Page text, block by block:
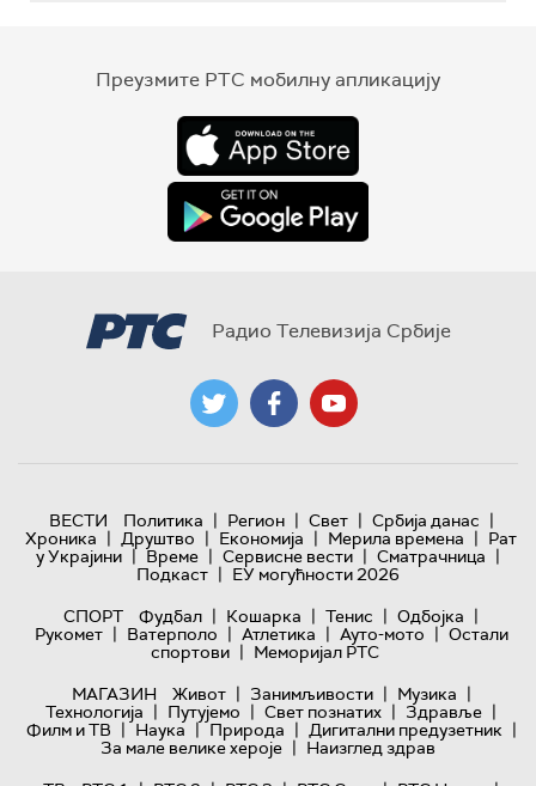
Преузмите РТС мобилну апликацију
Радио Телевизија Србије
ВЕСТИ Политика | Регион | Свет | Србија данас |
Хроника | Друштво | Економија | Мерила времена | Рат
у Украјини | Време | Сервисне вести | Сматрачница |
Подкаст | ЕУ могућности 2026
СПОРТ
Фудбал | Кошарка | Тенис | Одбојка |
Рукомет | Ватерполо | Атлетика | Ауто-мото | Остали
спортови | Меморијал РТС
МАГАЗИН
Живот | Занимљивости | Музика |
Технологијa | Путујемо | Свет познатих | Здравље |
Филм и ТВ | Наука | Природа | Дигитални предузетник |
За мале велике хероје | Наизглед здрав